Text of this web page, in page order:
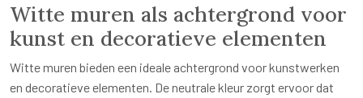
Witte muren als achtergrond voor
kunst en decoratieve elementen
Witte muren bieden een ideale achtergrond voor kunstwerken
en decoratieve elementen. De neutrale kleur zorgt ervoor dat